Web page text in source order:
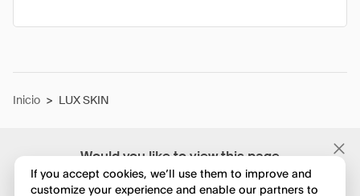
Would you like to view this page
in English?
Inicio > LUX SKIN
If you accept cookies, we’ll use them to improve and
customize your experience and enable our partners to